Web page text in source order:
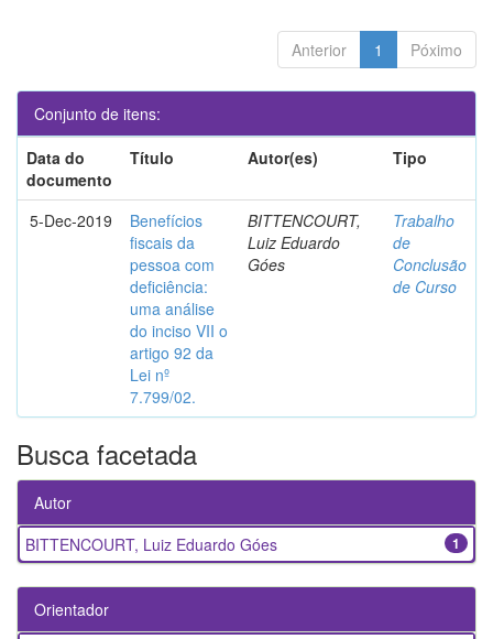
Anterior 1 Póximo
Conjunto de itens:
Data do
documento
Título Autor(es) Tipo
5-Dec-2019
Benefícios
fiscais da
pessoa com
deficiência:
uma análise
do inciso VII o
artigo 92 da
Lei nº
7.799/02.
BITTENCOURT,
Luiz Eduardo
Góes
Trabalho
de
Conclusão
de Curso
Busca facetada
Autor
1
BITTENCOURT, Luiz Eduardo Góes
Orientador